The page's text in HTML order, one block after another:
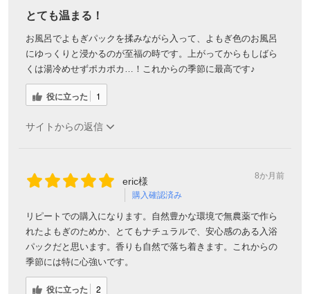
とても温まる！
お風呂でよもぎパックを揉みながら入って、よもぎ色のお風呂
にゆっくりと浸かるのが至福の時です。上がってからもしばら
くは湯冷めせずポカポカ…！これからの季節に最高です♪
役に立った 1
サイトからの返信
eric様
購入確認済み
8か月前
リピートでの購入になります。自然豊かな環境で無農薬で作ら
れたよもぎのためか、とてもナチュラルで、安心感のある入浴
パックだと思います。香りも自然で落ち着きます。これからの
季節には特に心強いです。
役に立った 2